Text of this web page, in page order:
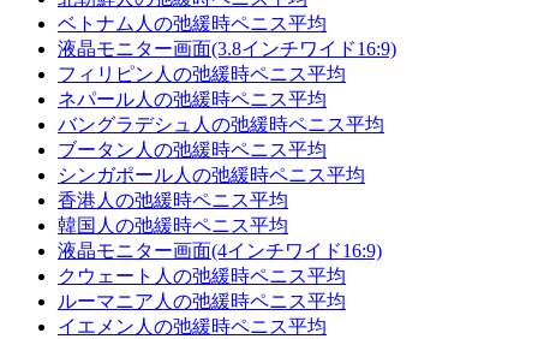
ベトナム人の弛緩時ペニス平均
液晶モニター画面(3.8インチワイド16:9)
フィリピン人の弛緩時ペニス平均
ネパール人の弛緩時ペニス平均
バングラデシュ人の弛緩時ペニス平均
ブータン人の弛緩時ペニス平均
シンガポール人の弛緩時ペニス平均
香港人の弛緩時ペニス平均
韓国人の弛緩時ペニス平均
液晶モニター画面(4インチワイド16:9)
クウェート人の弛緩時ペニス平均
ルーマニア人の弛緩時ペニス平均
イエメン人の弛緩時ペニス平均